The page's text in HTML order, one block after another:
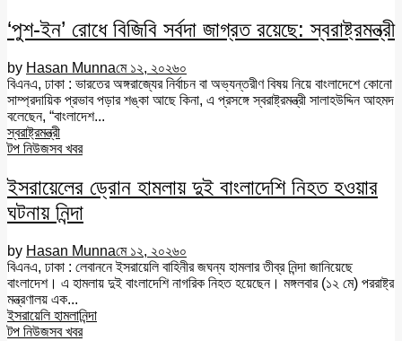
‘পুশ-ইন’ রোধে বিজিবি সর্বদা জাগ্রত রয়েছে: স্বরাষ্ট্রমন্ত্রী
by Hasan Munnaমে ১২, ২০২৬০
বিএনএ, ঢাকা : ভারতের অঙ্গরাজ্যের নির্বাচন বা অভ্যন্তরীণ বিষয় নিয়ে বাংলাদেশে কোনো
সাম্প্রদায়িক প্রভাব পড়ার শঙ্কা আছে কিনা, এ প্রসঙ্গে স্বরাষ্ট্রমন্ত্রী সালাহউদ্দিন আহমদ
বলেছেন, “বাংলাদেশ...
স্বরাষ্ট্রমন্ত্রী
টপ নিউজসব খবর
ইসরায়েলের ড্রোন হামলায় দুই বাংলাদেশি নিহত হওয়ার
ঘটনায় নিন্দা
by Hasan Munnaমে ১২, ২০২৬০
বিএনএ, ঢাকা : লেবাননে ইসরায়েলি বাহিনীর জঘন্য হামলার তীব্র নিন্দা জানিয়েছে
বাংলাদেশ। এ হামলায় দুই বাংলাদেশি নাগরিক নিহত হয়েছেন। মঙ্গলবার (১২ মে) পররাষ্ট্র
মন্ত্রণালয় এক...
ইসরায়েলি হামলানিন্দা
টপ নিউজসব খবর